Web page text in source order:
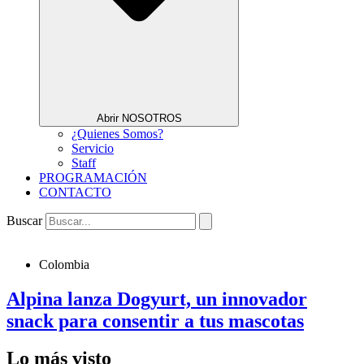
Abrir NOSOTROS
¿Quienes Somos?
Servicio
Staff
PROGRAMACIÓN
CONTACTO
Buscar
Colombia
Alpina lanza Dogyurt, un innovador
snack para consentir a tus mascotas
Lo más visto